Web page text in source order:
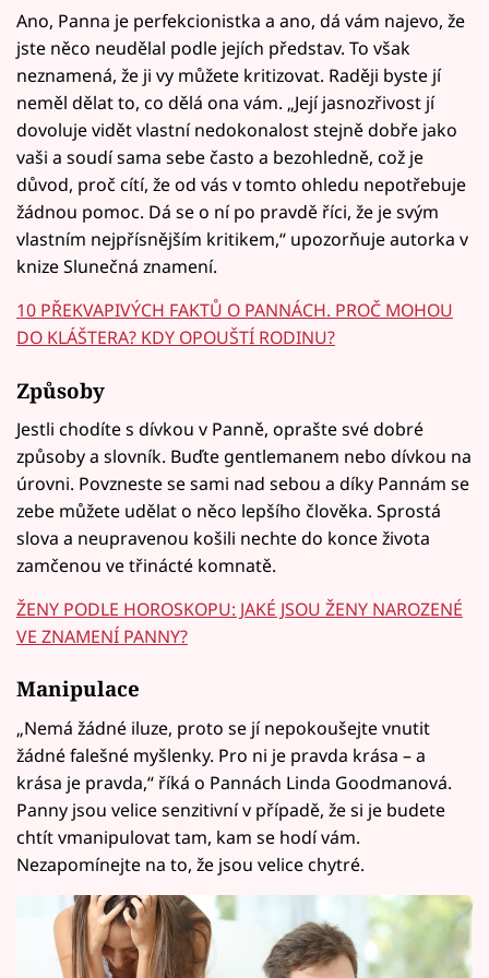
Ano, Panna je perfekcionistka a ano, dá vám najevo, že
jste něco neudělal podle jejích představ. To však
neznamená, že ji vy můžete kritizovat. Raději byste jí
neměl dělat to, co dělá ona vám. „Její jasnozřivost jí
dovoluje vidět vlastní nedokonalost stejně dobře jako
vaši a soudí sama sebe často a bezohledně, což je
důvod, proč cítí, že od vás v tomto ohledu nepotřebuje
žádnou pomoc. Dá se o ní po pravdě říci, že je svým
vlastním nejpřísnějším kritikem,“ upozorňuje autorka v
knize Slunečná znamení.
10 PŘEKVAPIVÝCH FAKTŮ O PANNÁCH. PROČ MOHOU
DO KLÁŠTERA? KDY OPOUŠTÍ RODINU?
Způsoby
Jestli chodíte s dívkou v Panně, oprašte své dobré
způsoby a slovník. Buďte gentlemanem nebo dívkou na
úrovni. Povzneste se sami nad sebou a díky Pannám se
zebe můžete udělat o něco lepšího člověka. Sprostá
slova a neupravenou košili nechte do konce života
zamčenou ve třinácté komnatě.
ŽENY PODLE HOROSKOPU: JAKÉ JSOU ŽENY NAROZENÉ
VE ZNAMENÍ PANNY?
Manipulace
„Nemá žádné iluze, proto se jí nepokoušejte vnutit
žádné falešné myšlenky. Pro ni je pravda krása – a
krása je pravda,“ říká o Pannách Linda Goodmanová.
Panny jsou velice senzitivní v případě, že si je budete
chtít vmanipulovat tam, kam se hodí vám.
Nezapomínejte na to, že jsou velice chytré.